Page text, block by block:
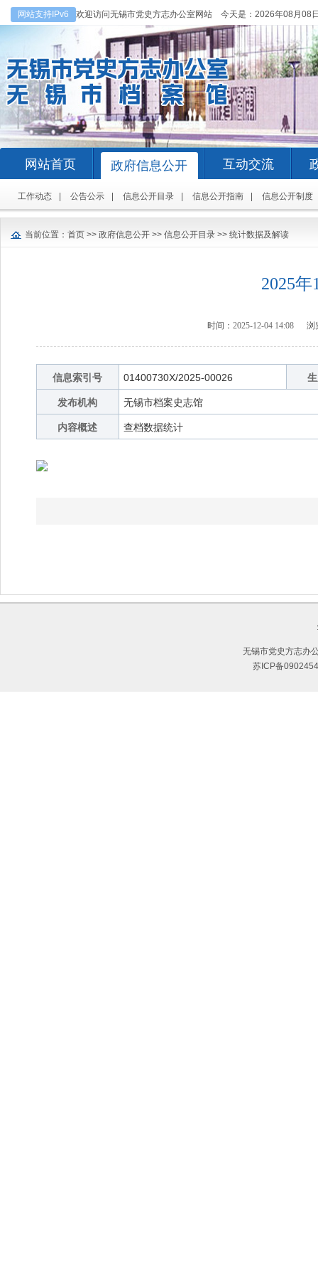
网站支持IPv6 欢迎访问无锡市党史方志办公室网站 今天是： 2026年08月08
网站首页 政府信息公开 互动交流
工作动态 公告公示 信息公开目录 信息公开指南 信息公开制度
当前位置： 首页 >> 政府信息公开 >> 信息公开目录 >> 统计数据及解读
2025
时间：2025-12-04 14:08 浏
信息索引号 01400730X/2025-00026
发布机构 无锡市档案史志馆
内容概述 查档数据统计
无锡市党史方志办
苏ICP备